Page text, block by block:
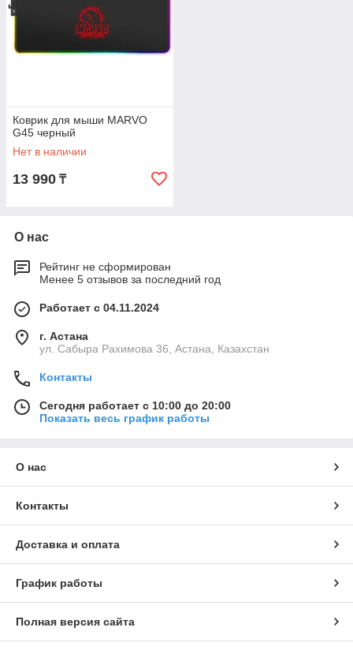
Коврик для мыши MARVO
G45 черный
Нет в наличии
13 990 ₸
О нас
Рейтинг не сформирован
Менее 5 отзывов за последний год
Работает с 04.11.2024
г. Астана
ул. Сабыра Рахимова 36, Астана, Казахстан
Контакты
Сегодня работает с 10:00 до 20:00
Показать весь график работы
О нас
Контакты
Доставка и оплата
График работы
Полная версия сайта